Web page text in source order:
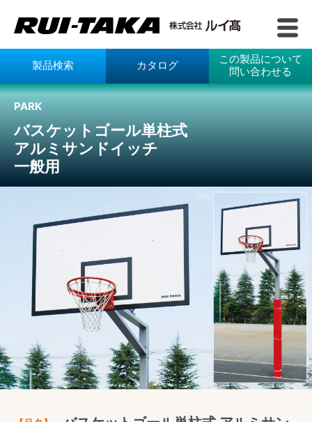
製品検索 カタログ
この製品について
問い合わせる
バスケットゴール単柱式
アルミサンドイッチ
一般用
PARK